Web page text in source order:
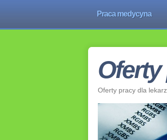
Praca medycyna
Oferty pracy dla